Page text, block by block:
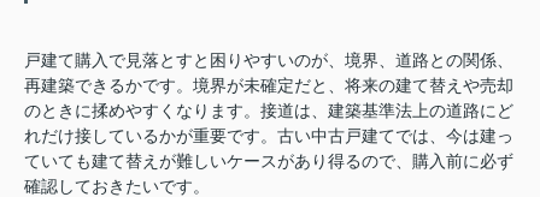
戸建て購入で見落とすと困りやすいのが、境界、道路との関係、
再建築できるかです。境界が未確定だと、将来の建て替えや売却
のときに揉めやすくなります。接道は、建築基準法上の道路にど
れだけ接しているかが重要です。古い中古戸建てでは、今は建っ
ていても建て替えが難しいケースがあり得るので、購入前に必ず
確認しておきたいです。